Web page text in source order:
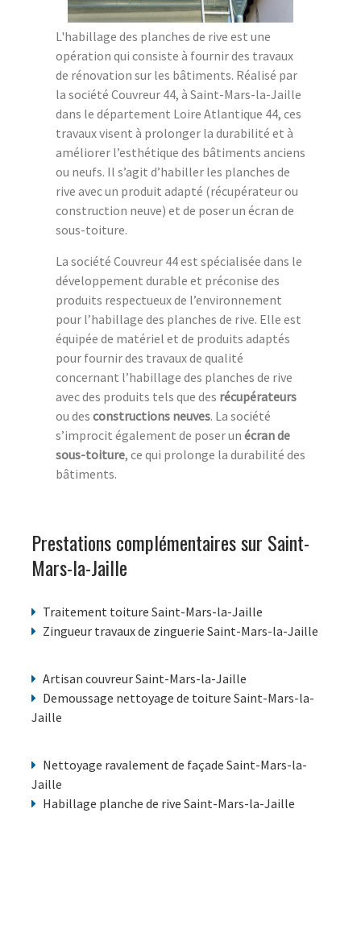
L'habillage des planches de rive est une
opération qui consiste à fournir des travaux
de rénovation sur les bâtiments. Réalisé par
la société Couvreur 44, à Saint-Mars-la-Jaille
dans le département Loire Atlantique 44, ces
travaux visent à prolonger la durabilité et à
améliorer l’esthétique des bâtiments anciens
ou neufs. Il s’agit d’habiller les planches de
rive avec un produit adapté (récupérateur ou
construction neuve) et de poser un écran de
sous-toiture.
La société Couvreur 44 est spécialisée dans le
développement durable et préconise des
produits respectueux de l’environnement
pour l’habillage des planches de rive. Elle est
équipée de matériel et de produits adaptés
pour fournir des travaux de qualité
concernant l’habillage des planches de rive
avec des produits tels que des récupérateurs
ou des constructions neuves. La société
s’improcit également de poser un écran de
sous-toiture, ce qui prolonge la durabilité des
bâtiments.
Prestations complémentaires sur Saint-
Mars-la-Jaille
Traitement toiture Saint-Mars-la-Jaille
Zingueur travaux de zinguerie Saint-Mars-la-Jaille
Artisan couvreur Saint-Mars-la-Jaille
Demoussage nettoyage de toiture Saint-Mars-la-
Jaille
Nettoyage ravalement de façade Saint-Mars-la-
Jaille
Habillage planche de rive Saint-Mars-la-Jaille